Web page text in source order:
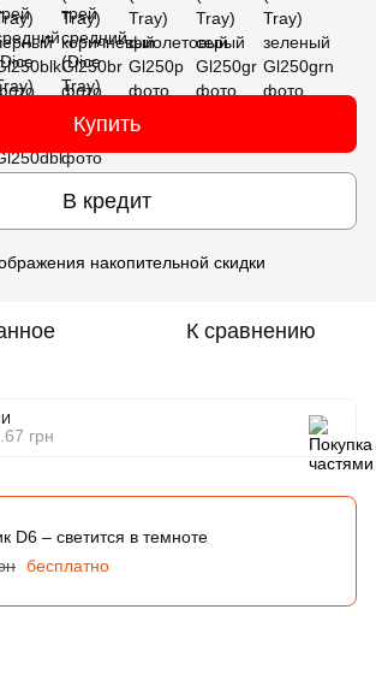
Купить
В кредит
накопительной скидки
К сравнению
грн
D6 – светится в темноте
бесплатно